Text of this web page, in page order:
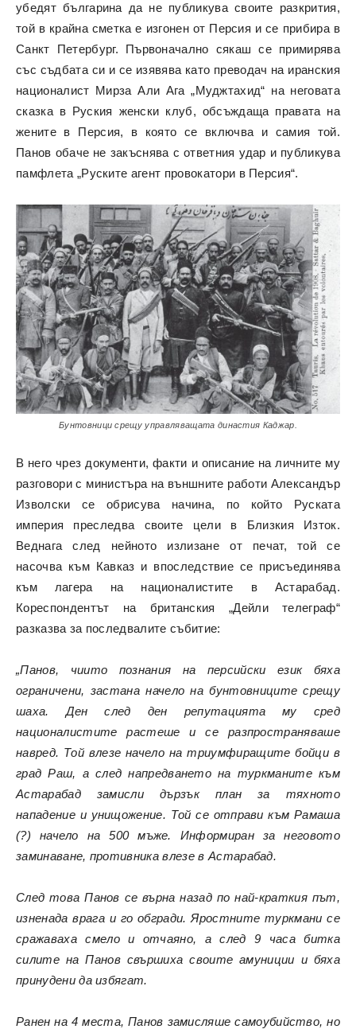
убедят българина да не публикува своите разкрития,
той в крайна сметка е изгонен от Персия и се прибира в
Санкт Петербург. Първоначално сякаш се примирява
със съдбата си и се изявява като преводач на иранския
националист Мирза Али Ага „Муджтахид“ на неговата
сказка в Руския женски клуб, обсъждаща правата на
жените в Персия, в която се включва и самия той.
Панов обаче не закъснява с ответния удар и публикува
памфлета „Руските агент провокатори в Персия“.
Бунтовници срещу управляващата династия Каджар.
В него чрез документи, факти и описание на личните му
разговори с министъра на външните работи Александър
Изволски се обрисува начина, по който Руската
империя преследва своите цели в Близкия Изток.
Веднага след нейното излизане от печат, той се
насочва към Кавказ и впоследствие се присъединява
към лагера на националистите в Астарабад.
Кореспондентът на британския „Дейли телеграф“
разказва за последвалите събитие:
„Панов, чиито познания на персийски език бяха
ограничени, застана начело на бунтовниците срещу
шаха. Ден след ден репутацията му сред
националистите растеше и се разпространяваше
навред. Той влезе начело на триумфиращите бойци в
град Раш, а след напредването на туркманите към
Астарабад замисли дързък план за тяхното
нападение и унищожение. Той се отправи към Рамаша
(?) начело на 500 мъже. Информиран за неговото
заминаване, противника влезе в Астарабад.
След това Панов се върна назад по най-краткия път,
изненада врага и го обгради. Яростните туркмани се
сражаваха смело и отчаяно, а след 9 часа битка
силите на Панов свършиха своите амуниции и бяха
принудени да избягат.
Ранен на 4 места, Панов замисляше самоубийство, но